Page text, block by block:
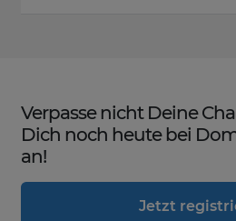
Verpasse nicht Deine
Dich noch heute bei
an!
Jetzt